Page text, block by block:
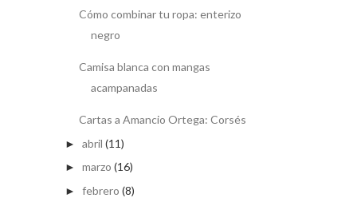
Cómo combinar tu ropa: enterizo
negro
Camisa blanca con mangas
acampanadas
Cartas a Amancio Ortega: Corsés
► abril (11)
► marzo (16)
► febrero (8)